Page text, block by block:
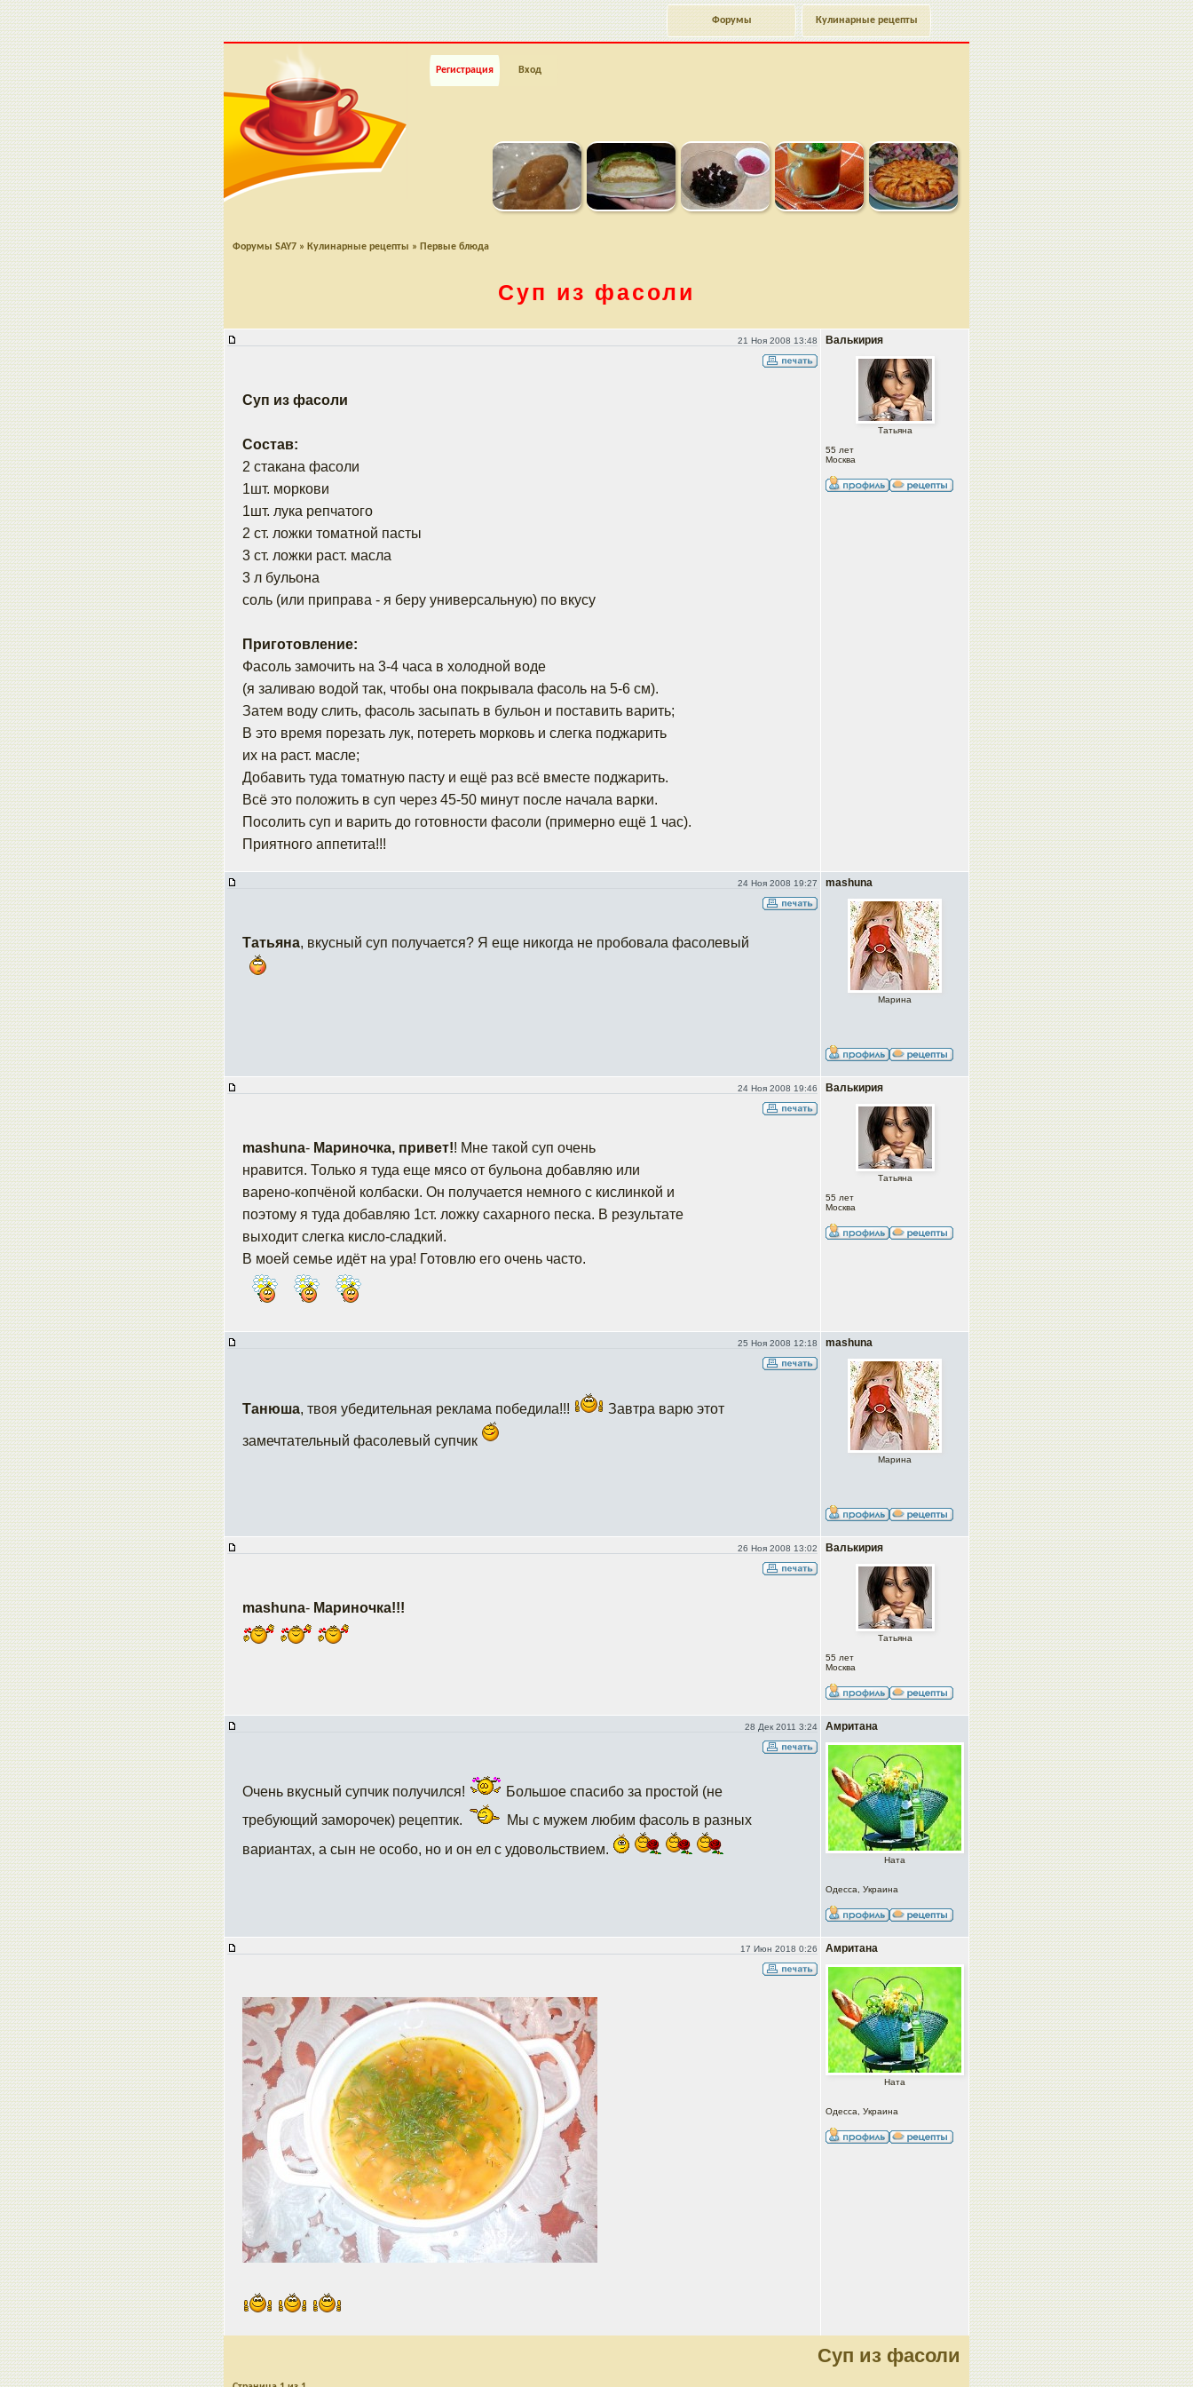
Кулинарные рецепты
Форумы
Регистрация Вход
Форумы SAY7 » Кулинарные рецепты » Первые блюда
Суп из фасоли
21 Ноя 2008 13:48 Валькирия
Татьяна
55 лет
Москва
Суп из фасоли
Состав:
2 стакана фасоли
1шт. моркови
1шт. лука репчатого
2 ст. ложки томатной пасты
3 ст. ложки раст. масла
3 л бульона
соль (или приправа - я беру универсальную) по вкусу
Приготовление:
Фасоль замочить на 3-4 часа в холодной воде
(я заливаю водой так, чтобы она покрывала фасоль на 5-6 см).
Затем воду слить, фасоль засыпать в бульон и поставить варить;
В это время порезать лук, потереть морковь и слегка поджарить
их на раст. масле;
Добавить туда томатную пасту и ещё раз всё вместе поджарить.
Всё это положить в суп через 45-50 минут после начала варки.
Посолить суп и варить до готовности фасоли (примерно ещё 1 час).
Приятного аппетита!!!
24 Ноя 2008 19:27 mashuna
Марина
Татьяна, вкусный суп получается? Я еще никогда не пробовала фасолевый
24 Ноя 2008 19:46 Валькирия
Татьяна
55 лет
Москва
mashuna- Мариночка, привет!! Мне такой суп очень
нравится. Только я туда еще мясо от бульона добавляю или
варено-копчёной колбаски. Он получается немного с кислинкой и
поэтому я туда добавляю 1ст. ложку сахарного песка. В результате
выходит слегка кисло-сладкий.
В моей семье идёт на ура! Готовлю его очень часто.
25 Ноя 2008 12:18 mashuna
Марина
Танюша, твоя убедительная реклама победила!!! Завтра варю этот
замечтательный фасолевый супчик
26 Ноя 2008 13:02 Валькирия
Татьяна
55 лет
Москва
mashuna- Мариночка!!!
28 Дек 2011 3:24 Амритана
Ната
Одесса, Украина
Очень вкусный супчик получился!
Большое спасибо за простой (не
требующий заморочек) рецептик.
Мы с мужем любим фасоль в разных
вариантах, а сын не особо, но и он ел с удовольствием.
17 Июн 2018 0:26 Амритана
Ната
Одесса, Украина
Суп из фасоли